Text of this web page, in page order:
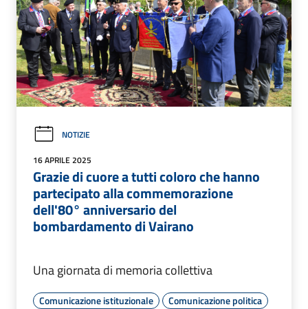
NOTIZIE
16 APRILE 2025
Grazie di cuore a tutti coloro che hanno
partecipato alla commemorazione
dell'80° anniversario del
bombardamento di Vairano
Una giornata di memoria collettiva
Comunicazione istituzionale Comunicazione politica